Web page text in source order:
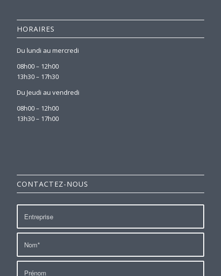
HORAIRES
Du lundi au mercredi
08h00 – 12h00
13h30 – 17h30
Du Jeudi au vendredi
08h00 – 12h00
13h30 – 17h00
CONTACTEZ-NOUS